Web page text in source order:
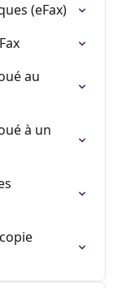
(eFax)
au
à un